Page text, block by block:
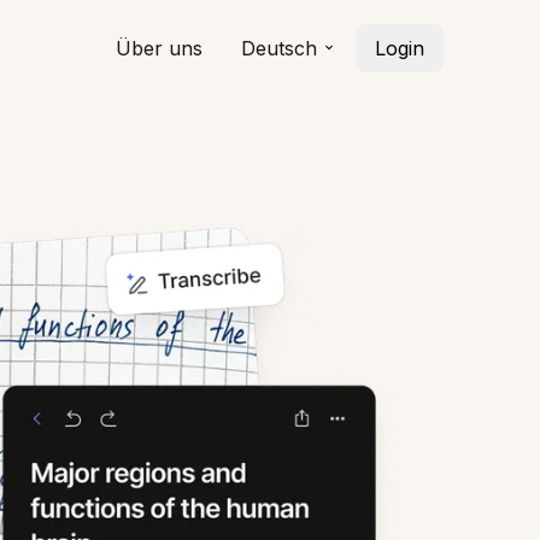
Über uns Deutsch Login